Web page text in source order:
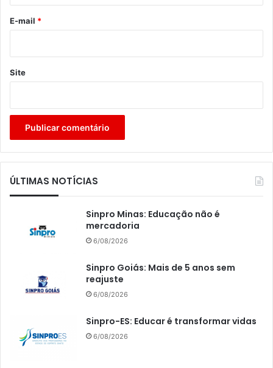
*
E-mail *
Site
ÚLTIMAS NOTÍCIAS
Sinpro Minas: Educação não é
mercadoria
6/08/2026
Sinpro Goiás: Mais de 5 anos sem
reajuste
6/08/2026
Sinpro-ES: Educar é transformar vidas
6/08/2026